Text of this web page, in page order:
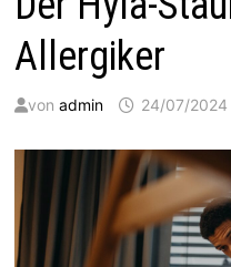
Allergiker
von admin 24/07/2024